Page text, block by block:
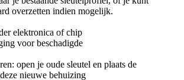
overzetten indien mogelijk.
elektronica of chip
voor beschadigde
open je oude sleutel en plaats de
nieuwe behuizing